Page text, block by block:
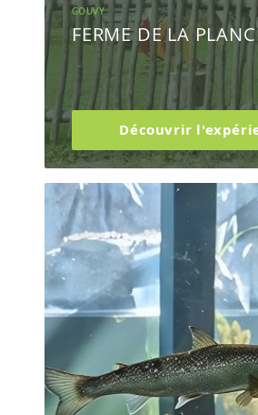
GOUVY
FERME DE LA
Découvrir